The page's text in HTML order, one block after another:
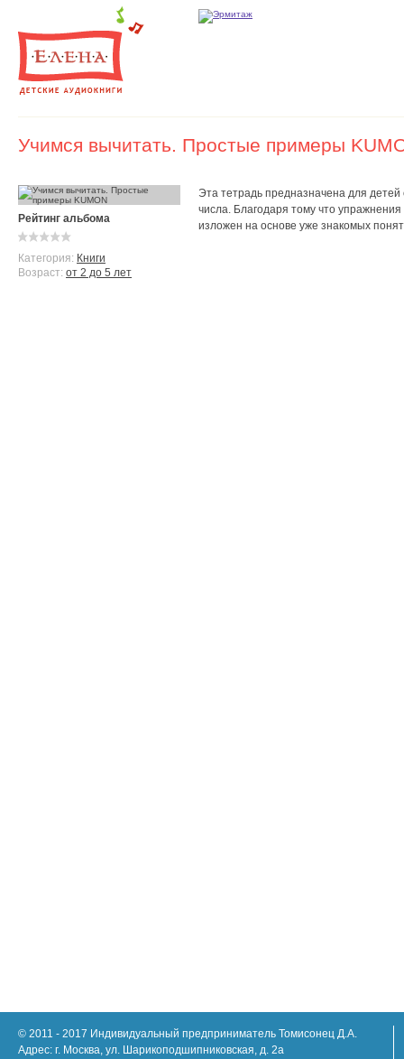
Учимся вычитать. Простые примеры
Рейтинг альбома
Категория: Книги
Возраст: от 2 до 5 лет
Эта тетрадь предназначена для
числа. Благодаря тому что
изложен на основе уже знакомых
© 2011 - 2017 Индивидуальный предприниматель Томисонец Д.А.
Адрес: г. Москва, ул. Шарикоподшипниковская, д. 2а